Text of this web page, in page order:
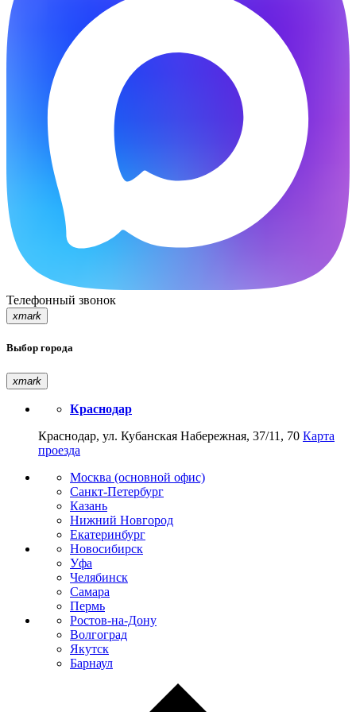
Телефонный звонок
xmark
Выбор города
xmark
Краснодар
Краснодар, ул. Кубанская Набережная, 37/11, 70 Карта
проезда
Москва (основной офис)
Санкт-Петербург
Казань
Нижний Новгород
Екатеринбург
Новосибирск
Уфа
Челябинск
Самара
Пермь
Ростов-на-Дону
Волгоград
Якутск
Барнаул